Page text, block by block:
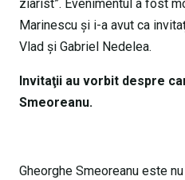
ziarist”. Evenimentul a fost
Marinescu şi i-a avut ca
Vlad şi Gabriel Nedelea.
Invitaţii au vorbit despre
Smeoreanu.
Gheorghe Smeoreanu este